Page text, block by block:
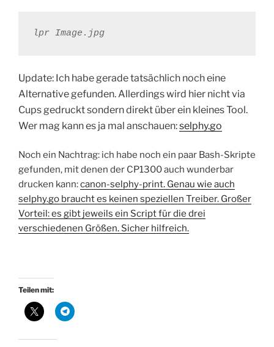
lpr Image.jpg
Update: Ich habe gerade tatsächlich noch eine
Alternative gefunden. Allerdings wird hier nicht via
Cups gedruckt sondern direkt über ein kleines Tool.
Wer mag kann es ja mal anschauen:selphy.go
Noch ein Nachtrag: ich habe noch ein paar Bash-Skripte
gefunden, mit denen der CP1300 auch wunderbar
drucken kann:canon-selphy-print. Genau wie auch
selphy.go braucht es keinen speziellen Treiber. Großer
Vorteil: es gibt jeweils ein Script für die drei
verschiedenen Größen. Sicher hilfreich.
Teilen mit: